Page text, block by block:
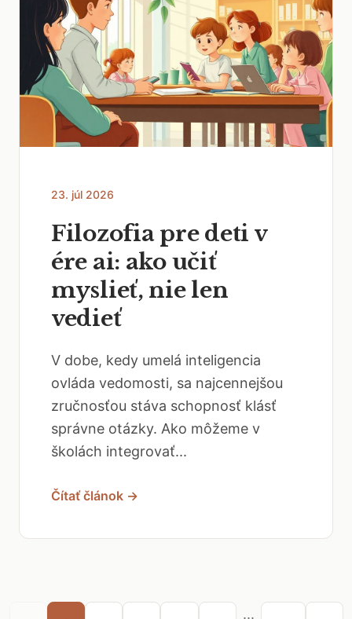
23. júl 2026
Filozofia pre deti v
ére ai: ako učiť
myslieť, nie len
vedieť
V dobe, kedy umelá inteligencia
ovláda vedomosti, sa najcennejšou
zručnosťou stáva schopnosť klásť
správne otázky. Ako môžeme v
školách integrovať...
Čítať článok →
...